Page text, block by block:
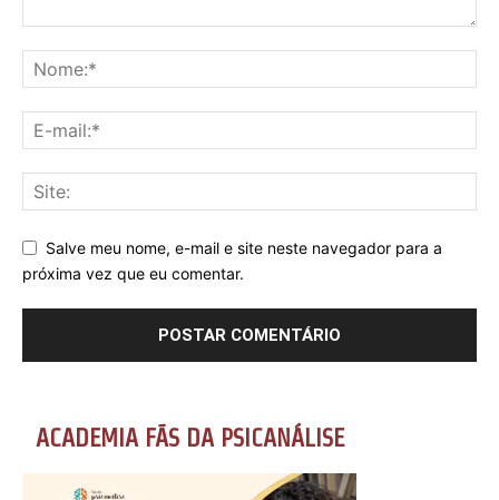
Salve meu nome, e-mail e site neste navegador para a
próxima vez que eu comentar.
ACADEMIA FÃS DA PSICANÁLISE